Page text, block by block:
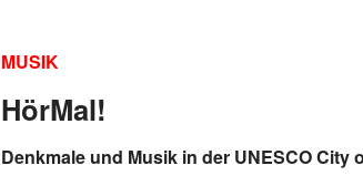
MUSIK
HörMal!
Denkmale und Musik in der UNESCO City